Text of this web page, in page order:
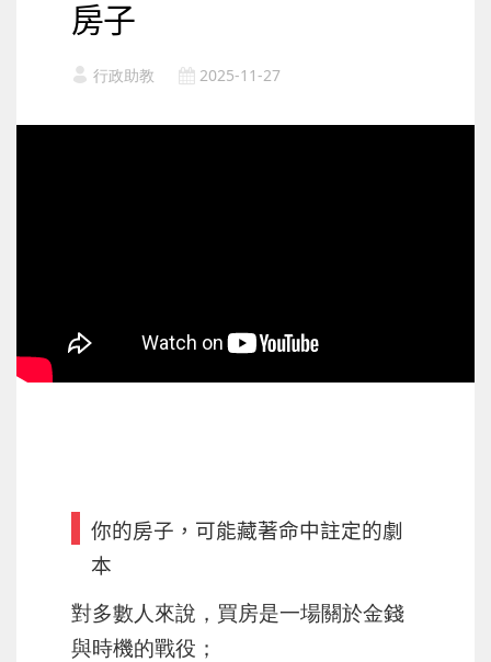
房子
行政助教 2025-11-27
你的房子，可能藏著命中註定的劇
本
對多數人來說，買房是一場關於金錢
與時機的戰役；